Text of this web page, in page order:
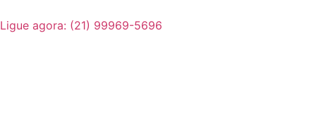
Ligue agora: (21) 99969-5696